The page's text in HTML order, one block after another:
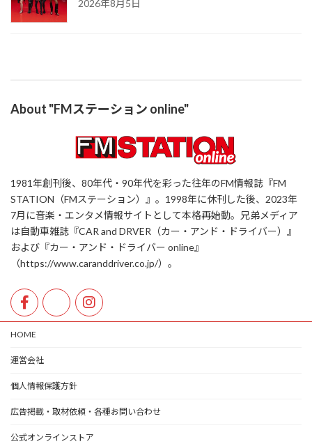
2026年8月5日
About "FMステーション online"
1981年創刊後、80年代・90年代を彩った往年のFM情報誌『FM
STATION（FMステーション）』。1998年に休刊した後、2023年
7月に音楽・エンタメ情報サイトとして本格再始動。兄弟メディア
は自動車雑誌『CAR and DRVER（カー・アンド・ドライバー）』
および『カー・アンド・ドライバー online』
（https://www.caranddriver.co.jp/）。
HOME
運営会社
個人情報保護方針
広告掲載・取材依頼・各種お問い合わせ
公式オンラインストア